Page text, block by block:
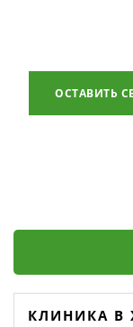
ОСТАВИТЬ
КЛИНИКА В